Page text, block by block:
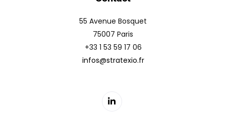
55 Avenue Bosquet
75007 Paris
+33 1 53 59 17 06
infos@stratexio.fr